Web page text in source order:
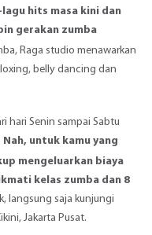
hits masa kini dan
gerakan zumba
Raga studio menawarkan
belly dancing dan
hari Senin sampai Sabtu
Nah, untuk kamu yang
mengeluarkan biaya
kelas zumba dan 8
langsung saja kunjungi
Jakarta Pusat.